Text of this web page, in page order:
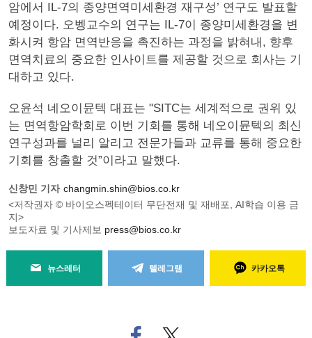
암에서 IL-7의 종양면역미세환경 재구성’ 연구도 발표할
예정이다. 오벵교수의 연구는 IL-7이 종양미세환경을 변
화시켜 항암 면역반응을 촉진하는 과정을 밝혀내, 향후
면역치료의 중요한 인사이트를 제공할 것으로 회사는 기
대하고 있다.
오윤석 네오이뮨텍 대표는 "SITC는 세계적으로 권위 있
는 면역항암학회로 이번 기회를 통해 네오이뮨텍의 최신
연구성과를 널리 알리고 전문가들과 교류를 통해 중요한
기회를 창출할 것”이라고 말했다.
신창민 기자 changmin.shin@bios.co.kr
<저작권자 © 바이오스펙테이터 무단전재 및 재배포, AI학습 이용 금
지>
보도자료 및 기사제보 press@bios.co.kr
뉴스레터 텔레그램 카카오톡
페
트위